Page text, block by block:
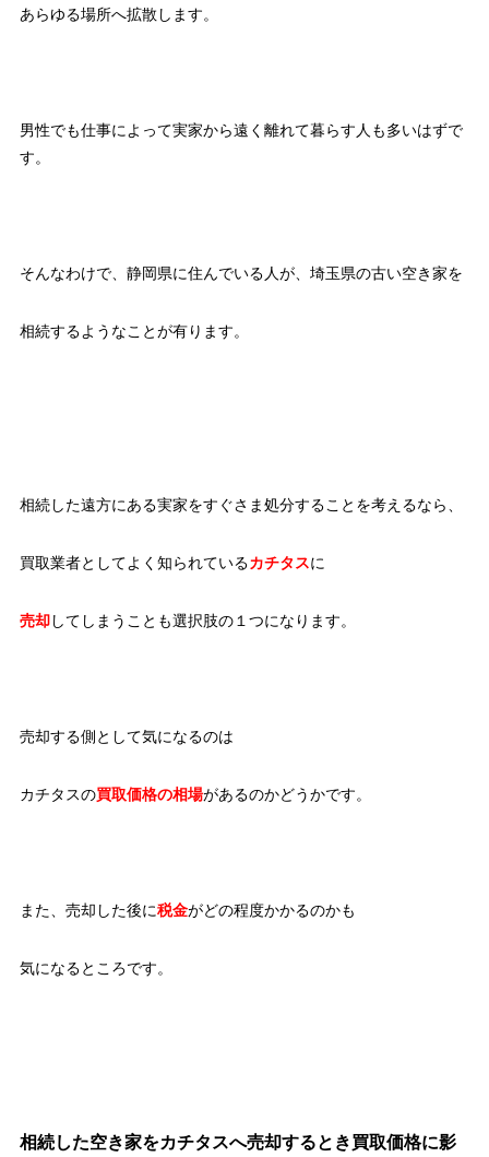
あらゆる場所へ拡散します。
男性でも仕事によって実家から遠く離れて暮らす人も多いはずで
す。
そんなわけで、静岡県に住んでいる人が、埼玉県の古い空き家を
相続するようなことが有ります。
相続した遠方にある実家をすぐさま処分することを考えるなら、
買取業者としてよく知られているカチタスに
売却してしまうことも選択肢の１つになります。
売却する側として気になるのは
カチタスの買取価格の相場があるのかどうかです。
また、売却した後に税金がどの程度かかるのかも
気になるところです。
相続した空き家をカチタスへ売却するとき買取価格に影